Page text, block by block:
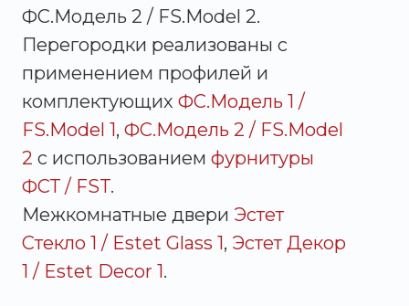
ФС.Модель 2 / FS.Model 2.
Перегородки реализованы с
применением профилей и
комплектующих ФС.Модель 1 /
FS.Model 1, ФС.Модель 2 / FS.Model
2 с использованием фурнитуры
ФСТ / FST.
Межкомнатные двери Эстет
Стекло 1 / Estet Glass 1, Эстет Декор
1 / Estet Decor 1.